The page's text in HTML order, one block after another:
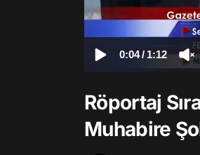
0:04/1:12
Röportaj
Muhabire